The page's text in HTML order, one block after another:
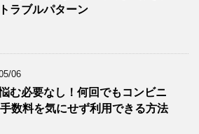
ラブルパターン
06
む必要なし！何回でもコンビニ
数料を気にせず利用できる方法